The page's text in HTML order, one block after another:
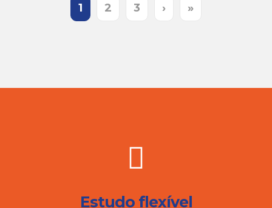
1 2 3 › »
Estudo flexível